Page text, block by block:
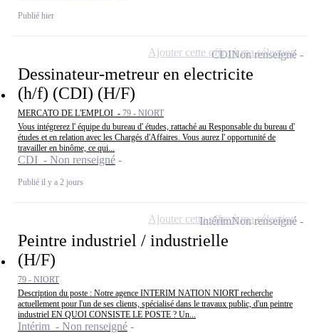
Publié hier
Dessinateur-metreur en electricite
(h/f) (CDI) (H/F)
MERCATO DE L'EMPLOI - 79 - NIORT
Vous intégrerez l' équipe du bureau d' études, rattaché au Responsable du bureau d'
études et en relation avec les Chargés d'Affaires. Vous aurez l' opportunité de
travailler en binôme, ce qui...
CDI - Non renseigné
Publié il y a 2 jours
CDINon renseigné
Ajouter cette offre à ma sélection
Peintre industriel / industrielle
(H/F)
79 - NIORT
Description du poste : Notre agence INTERIM NATION NIORT recherche
actuellement pour l'un de ses clients, spécialisé dans le travaux public, d'un peintre
industriel EN QUOI CONSISTE LE POSTE ? Un...
Intérim - Non renseigné
IntérimNon renseigné
Ajouter cette offre à ma sélection